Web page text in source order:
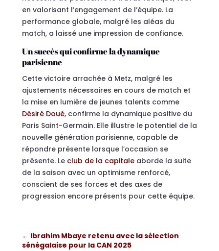
en valorisant l’engagement de l’équipe. La
performance globale, malgré les aléas du
match, a laissé une impression de confiance.
Un succès qui confirme la dynamique
parisienne
Cette victoire arrachée à Metz, malgré les
ajustements nécessaires en cours de match et
la mise en lumière de jeunes talents comme
Désiré Doué, confirme la dynamique positive du
Paris Saint-Germain. Elle illustre le potentiel de la
nouvelle génération parisienne, capable de
répondre présente lorsque l’occasion se
présente. Le club de la capitaleaborde la suite
de la saison avec un optimisme renforcé,
conscient de ses forces et des axes de
progression encore présents pour cette équipe.
← Ibrahim Mbaye retenu avec la sélection
sénégalaise pour la CAN 2025